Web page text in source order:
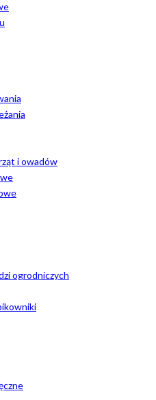
i owadów
ogrodniczych